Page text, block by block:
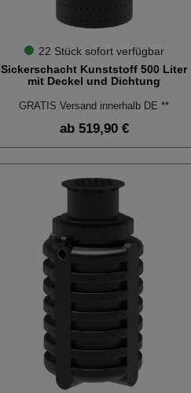
22 Stück sofort verfügbar
Sickerschacht Kunststoff 500 Liter
mit Deckel und Dichtung
GRATIS Versand innerhalb DE **
ab 519,90 €